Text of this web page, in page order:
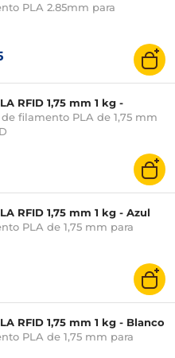
PLA 2.85mm para
RFID 1,75 mm 1 kg -
filamento PLA de 1,75 mm
RFID 1,75 mm 1 kg - Azul
PLA de 1,75 mm para
RFID 1,75 mm 1 kg - Blanco
PLA de 1,75 mm para